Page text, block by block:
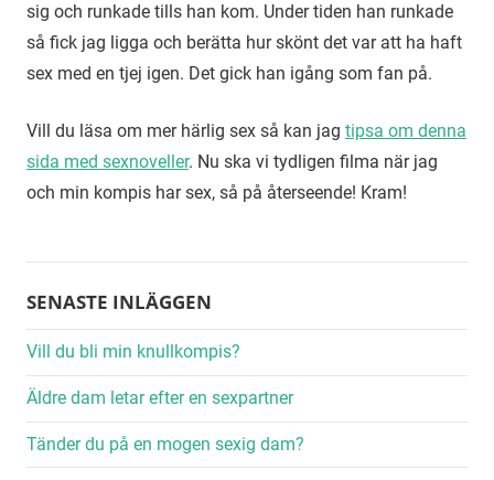
sig och runkade tills han kom. Under tiden han runkade
så fick jag ligga och berätta hur skönt det var att ha haft
sex med en tjej igen. Det gick han igång som fan på.
Vill du läsa om mer härlig sex så kan jag tipsa om denna
sida med sexnoveller. Nu ska vi tydligen filma när jag
och min kompis har sex, så på återseende! Kram!
SENASTE INLÄGGEN
Vill du bli min knullkompis?
Äldre dam letar efter en sexpartner
Tänder du på en mogen sexig dam?